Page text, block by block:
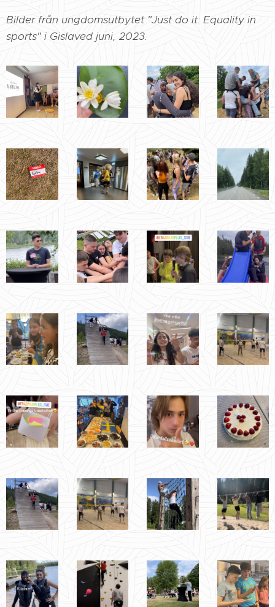
Bilder från ungdomsutbytet "Just do it: Equality in
sports" i Gislaved juni, 2023.